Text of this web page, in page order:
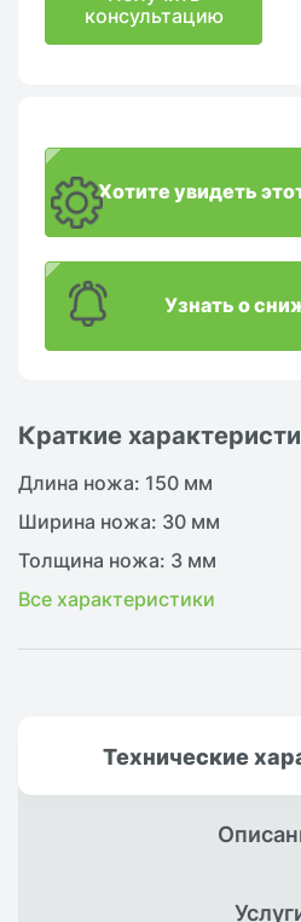
Краткие
Длина ножа: 150 мм
Ширина ножа: 30 мм
Толщина ножа: 3 мм
Все характеристики
консультацию
Хотите увидеть
Узнать о
Технические